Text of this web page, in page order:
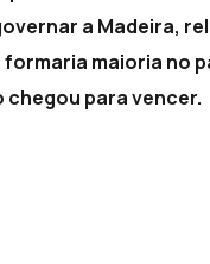
a Madeira,
maioria no
chegou para vencer.